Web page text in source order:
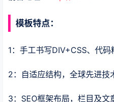
模板特点：
1：手工书写DIV+CSS、代码
2：自适应结构，全球先进技
3：SEO框架布局，栏目及